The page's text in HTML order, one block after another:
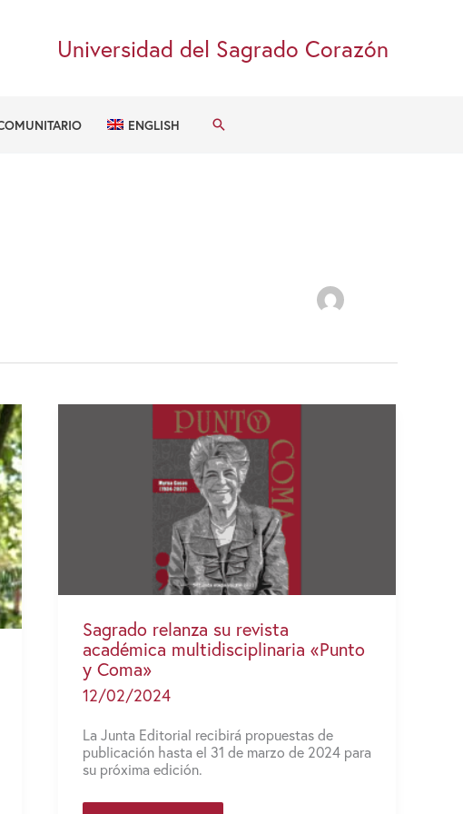
Universidad del Sagrado Corazón
ENGLISH Buscar
Sagrado relanza su revista
académica multidisciplinaria «Punto
y Coma»
12/02/2024
La Junta Editorial recibirá propuestas de
publicación hasta el 31 de marzo de 2024 para
su próxima edición.